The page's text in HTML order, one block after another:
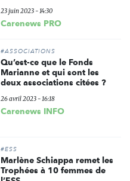
23 juin 2023 - 14:30
Carenews PRO
#ASSOCIATIONS
Qu’est-ce que le Fonds
Marianne et qui sont les
deux associations citées ?
26 avril 2023 - 16:18
Carenews INFO
#ESS
Marlène Schiappa remet les
Trophées à 10 femmes de